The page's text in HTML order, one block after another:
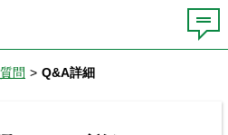
問 > Q&A詳細